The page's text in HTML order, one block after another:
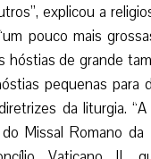
explicou a
pouco mais
hóstias de grande
pequenas para
da liturgia.
Missal Romano